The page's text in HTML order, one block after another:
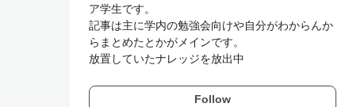
ア学生です。
記事は主に学内の勉強会向けや自分がわからんか
らまとめたとかがメインです。
放置していたナレッジを放出中
Follow